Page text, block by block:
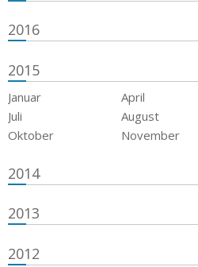
2016
2015
Januar April
Juli
August
Oktober
November
2014
2013
2012